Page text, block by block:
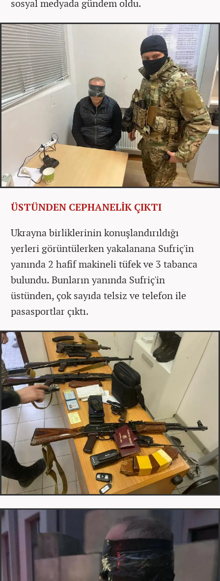
sosyal medyada gündem oldu.
ÜSTÜNDEN CEPHANELİK ÇIKTI
Ukrayna birliklerinin konuşlandırıldığı
yerleri görüntülerken yakalanana Sufriç'in
yanında 2 hafif makineli tüfek ve 3 tabanca
bulundu. Bunların yanında Sufriç'in
üstünden, çok sayıda telsiz ve telefon ile
pasasportlar çıktı.